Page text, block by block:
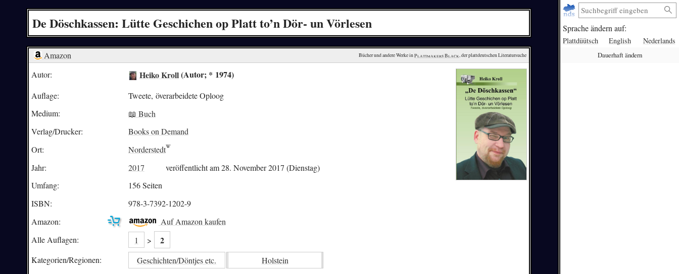
Sprache ändern auf:
Plattdüütsch English Nederlands
Dauerhaft ändern
De Döschkassen: Lütte Geschichen op Platt to’n Dör- un Vörlesen
Amazon Bücher und andere Werke in Plattmakers Black, der plattdeutschen Literatursuche
Autor: Heiko Kroll(Autor; * 1974)
Auflage:
Tweete, överarbeidete Oploog
Medium:
📖 Buch
Verlag/Drucker:
Books on Demand
Ort:
Norderstedt
Jahr:
2017
veröffentlicht am 28. November 2017 (Dienstag)
Umfang:
156 Seiten
ISBN:
978-3-7392-1202-9
Amazon:
Auf Amazon kaufen
Alle Auflagen:
1 > 2
Kategorien/Regionen: Geschichten/Döntjes etc.
Holstein